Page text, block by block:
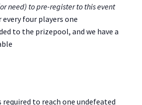
need) to pre-register to this event
every four players one
to the prizepool, and we have a
required to reach one undefeated